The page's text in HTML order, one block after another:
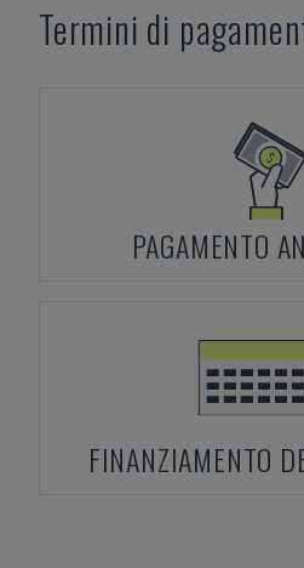
Termini di
PAGAMENTO
FINANZIAMENTO